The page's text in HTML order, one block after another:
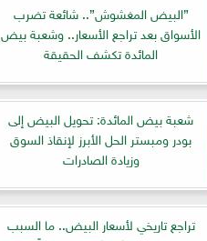
”البيض المغشوش”.. شائعة تضرب
الأسواق بعد تراجع الأسعار.. وشعبة بيض
المائدة تكشف الحقيقة
شعبة بيض المائدة: تحويل البيض إلى
بودر ومبستر الحل الأبرز لإنقاذ السوق
وزيادة الصادرات
تراجع تاريخي لأسعار البيض.. ما السبب